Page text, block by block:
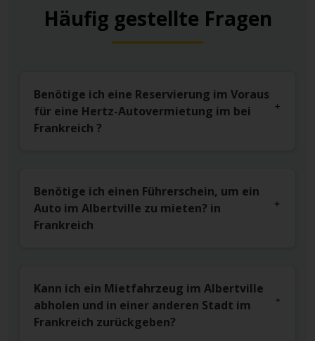
Häufig gestellte Fragen
Benötige ich eine Reservierung im Voraus
für eine Hertz-Autovermietung im bei
Frankreich ?
Benötige ich einen Führerschein, um ein
Auto im Albertville zu mieten? in
Frankreich
Kann ich ein Mietfahrzeug im Albertville
abholen und in einer anderen Stadt im
Frankreich zurückgeben?